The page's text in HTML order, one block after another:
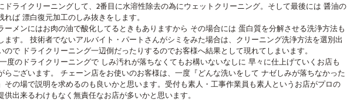
ドライクリーニングして、2番目に水溶性除去の為にウェットクリーニング。そして最後には 醤油の
れば 漂白復元加工のしみ抜きをします。
ーメンにはお肉の油で酸化してるときもありますから その場合には 蛋白質を分解させる洗浄方法も
ます。 技術者でないアルバイト・パートさんがシミをみた場合は、クリーニング洗浄方法を選別出
ので ドライクリーニング一辺倒だったりするのでお客様へ結果として現れてしまいます。
度のドライクリーニングで しみ汚れが落ちなくてもお構いないなしに 早々に仕上げていくお店も
らございます。 チェーン店をお使いのお客様は、一度『どんな洗いをして ナゼしみが落ちなかった
その場で説明を求めるのも良いかと思います。受付も素人・工事作業員も素人というお店がプロの
供出来るわけもなく無責任なお店が多いかと思います。